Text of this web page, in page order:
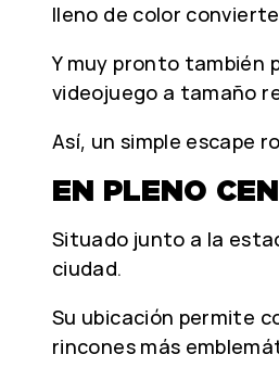
lleno de color
Y muy pronto también
videojuego a tamaño
Así, un simple escape
EN PLENO
Situado junto a la
ciudad.
Su ubicación permite
rincones más